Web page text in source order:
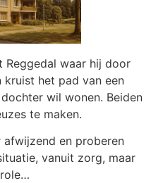
Reggedal waar hij door
het pad van een
wil wonen. Beiden
te maken.
afwijzend en proberen
vanuit zorg, maar